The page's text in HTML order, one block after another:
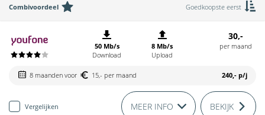
Combivoordeel Goedkoopste eerst
50 Mb/s
Download
8 Mb/s
Upload
30,-
per maand
8 maanden voor 15,- per maand 240,- p/j
Vergelijken MEER INFO BEKIJK